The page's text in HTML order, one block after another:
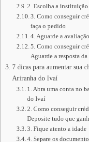
2. Escolha a
3. Como conseguir
faça o pedido
4. Aguarde a
5. Como conseguir
Aguarde a resposta
7 dicas para aumentar sua
Ariranha do Ivaí
1. Abra uma conta no
do Ivaí
2. Como conseguir
Deposite tudo que
3. Fique atento a idade
4. Separe os